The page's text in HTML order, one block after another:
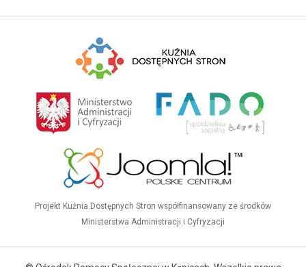
Projekt Kuźnia Dostępnych Stron współfinansowany ze środków
Ministerstwa Administracji i Cyfryzacji